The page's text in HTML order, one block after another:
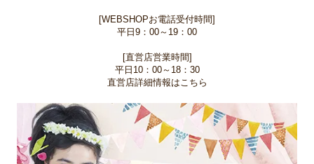
[WEBSHOPお電話受付時間]
平日9：00～19：00
[直営店営業時間]
平日10：00～18：30
直営店詳細情報はこちら